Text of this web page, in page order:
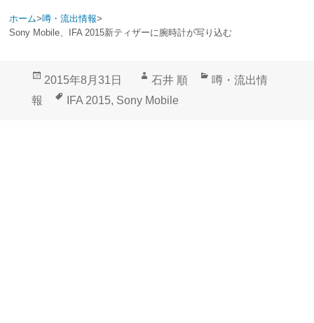
ホーム>噂・流出情報>
Sony Mobile、IFA 2015新ティザーに腕時計が写り込む
投
2015年8月31日
作
成
石井 順
カ
噂・流出情
報
タ
IFA 2015, Sony Mobile